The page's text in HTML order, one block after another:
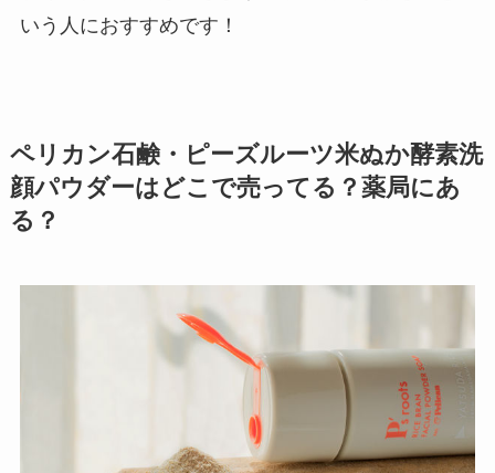
いう人におすすめです！
ペリカン石鹸・ピーズルーツ米ぬか酵素洗
顔パウダーはどこで売ってる？薬局にあ
る？